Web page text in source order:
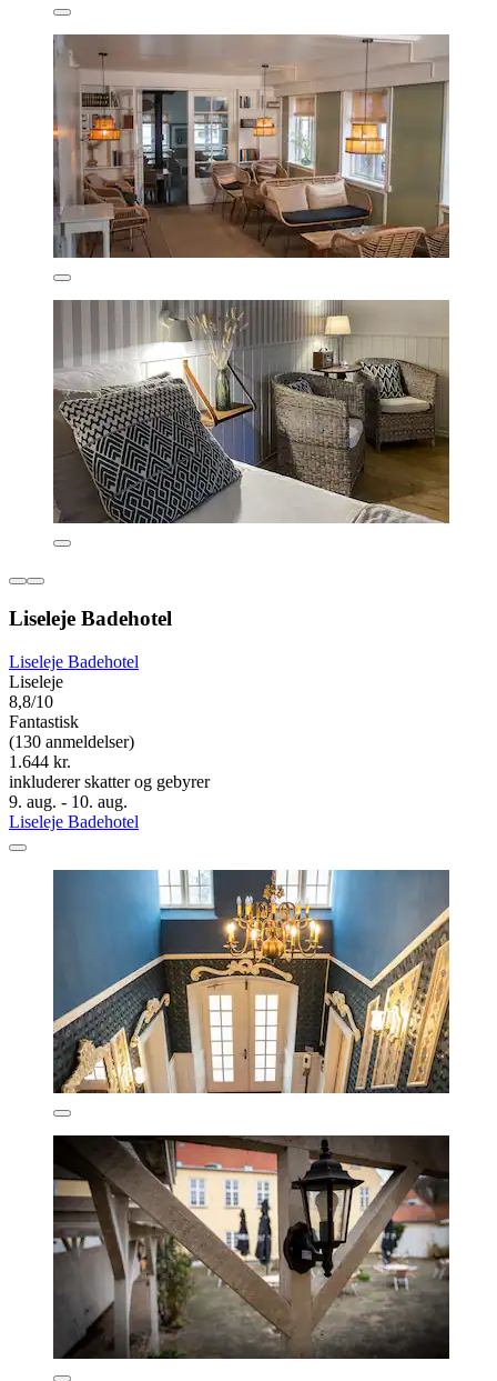
Liseleje Badehotel
Liseleje Badehotel
Liseleje
8,8/10
Fantastisk
(130 anmeldelser)
1.644 kr.
inkluderer skatter og gebyrer
9. aug. - 10. aug.
Liseleje Badehotel